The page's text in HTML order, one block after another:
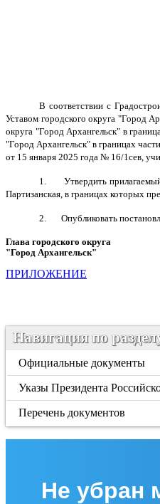
В соответствии с
Уставом городского округа "Город
округа "Город Архангельск" в
"Город Архангельск" в границах
от 15 января 2025 года № 16/1сев,
1. Утвердить
Партизанская, в границах которых
2. Опубликовать
Глава городского округа
"Город Архангельск"
ПРИЛОЖЕНИЕ
Навигация по
Официальные документы
Указы Президента
Перечень документов
Не убран